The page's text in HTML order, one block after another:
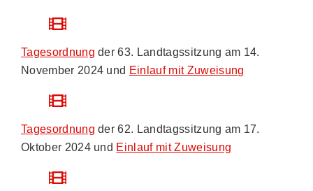
Tagesordnung der 63. Landtagssitzung am 14.
November 2024 und Einlauf mit Zuweisung
Tagesordnung der 62. Landtagssitzung am 17.
Oktober 2024 und Einlauf mit Zuweisung